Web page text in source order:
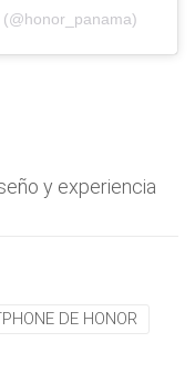
y experiencia
DE HONOR